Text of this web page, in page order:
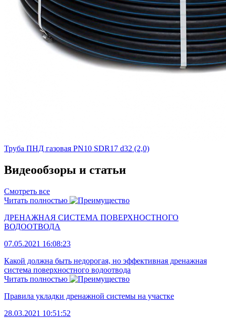
Труба ПНД газовая PN10 SDR17 d32 (2,0)
Видеообзоры и статьи
Смотреть все
Читать полностью
ДРЕНАЖНАЯ СИСТЕМА ПОВЕРХНОСТНОГО
ВОДООТВОДА
07.05.2021 16:08:23
Какой должна быть недорогая, но эффективная дренажная
система поверхностного водоотвода
Читать полностью
Правила укладки дренажной системы на участке
28.03.2021 10:51:52